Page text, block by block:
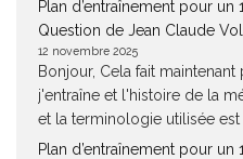
Plan d’entraînement pour un
Question de Jean Claude
12 novembre 2025
Bonjour, Cela fait
j'entraîne et l'histoire de la
et la terminologie utilisée est
Plan d’entraînement pour un